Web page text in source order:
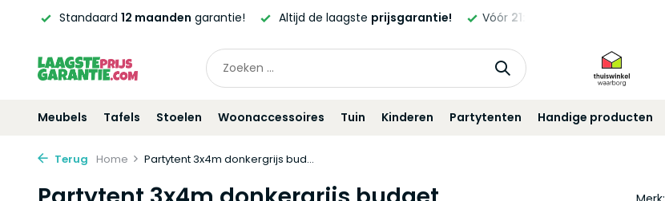
Altijd de laagsteprijsgarantie! Vóór21:00 besteld,morgengeleverd!* Standaard
Meubels Tafels Stoelen Woonaccessoires Tuin Kinderen Partytenten Handige producten
Terug Home Partytent 3x4m donkergrijs bud...